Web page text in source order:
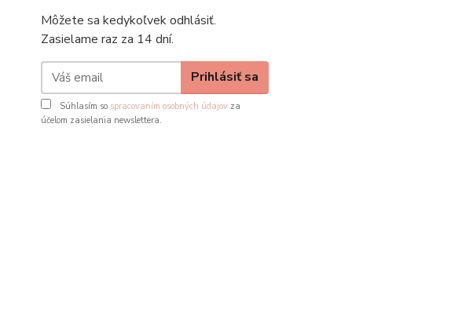
Môžete sa kedykoľvek odhlásiť.
Zasielame raz za 14 dní.
Prihlásiť sa
Súhlasím so spracovaním osobných údajov za
účelom zasielania newslettera.